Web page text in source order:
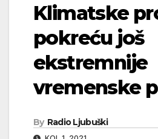
Klimatske
pokreću još
ekstremnije
vremenske
By Radio Ljubuški